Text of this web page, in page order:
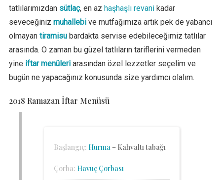
tatlılarımızdan sütlaç, en az haşhaşlı revanikadar
seveceğiniz muhallebive mutfağımıza artık pek de yabancı
olmayan tiramisubardakta servise edebileceğimiz tatlılar
arasında. O zaman bu güzel tatlıların tariflerini vermeden
yine iftar menüleriarasından özel lezzetler seçelim ve
bugün ne yapacağınız konusunda size yardımcı olalım.
2018 Ramazan İftar Menüsü
Başlangıç: Hurma– Kahvaltı tabağı
Çorba: Havuç Çorbası